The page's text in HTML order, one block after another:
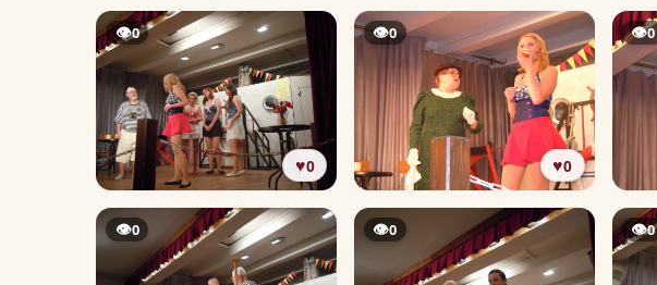
👁0
♥0
👁0
♥0
👁0
👁0 👁0 👁0